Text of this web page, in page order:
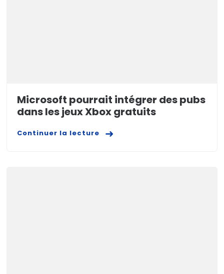
Microsoft pourrait intégrer des pubs
dans les jeux Xbox gratuits
Continuer la lecture